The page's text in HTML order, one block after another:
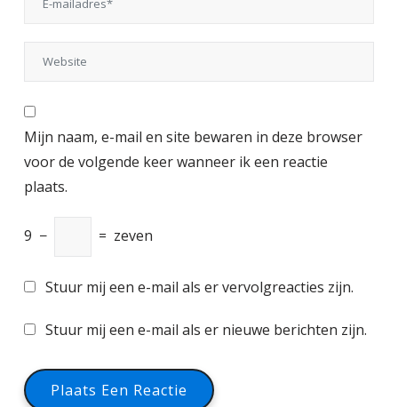
Mijn naam, e-mail en site bewaren in deze browser
voor de volgende keer wanneer ik een reactie
plaats.
9 − = zeven
Stuur mij een e-mail als er vervolgreacties zijn.
Stuur mij een e-mail als er nieuwe berichten zijn.